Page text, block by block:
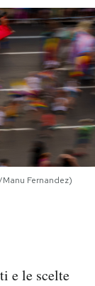
Fernandez)
e le scelte